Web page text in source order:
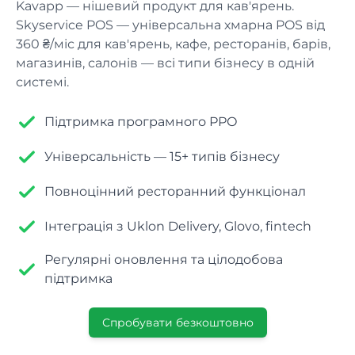
Керування фінансами
Касові кошти, витрати, звіти
POS-термінал
Складський облік
ABC-аналіз, рух товару, звіти
Безпека
Права доступу, небезпечні операції
Kitchen Screen
Ресторан
Суші бар
Фаст-фуд
Фудтрак
Кал'янна
Контакти
Залишились питання? Зв'яжіться з нами
Kavapp — нішевий продукт для кав'ярень.
Skyservice POS — універсальна хмарна POS від
360 ₴/міс для кав'ярень, кафе, ресторанів, барів,
магазинів, салонів — всі типи бізнесу в одній
системі.
Підтримка програмного РРО
Універсальність — 15+ типів бізнесу
Повноцінний ресторанний функціонал
Інтеграція з Uklon Delivery, Glovo, fintech
Регулярні оновлення та цілодобова
підтримка
Спробувати безкоштовно